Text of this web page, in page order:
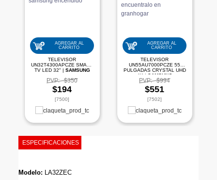
AGREGAR AL
CARRITO
TELEVISOR
UN32T4300APCZE SMART
SAMSUNG
PVP: $350
$194
[7500]
AGREGAR AL
CARRITO
TELEVISOR
UN55AU7000PCZE 55
PULGADAS CRYSTAL UHD
4K | SAMSUNG
PVP: $994
$551
[7502]
ESPECIFICACIONES
Modelo: LA32ZEC